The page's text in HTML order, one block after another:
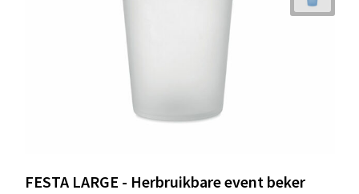
FESTA LARGE - Herbruikbare event beker